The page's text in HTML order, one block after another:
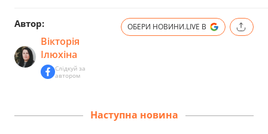
Автор:
Вікторія
Ілюхіна
Слідкуй за
автором
ОБЕРИ НОВИНИ.LIVE В
Наступна новина